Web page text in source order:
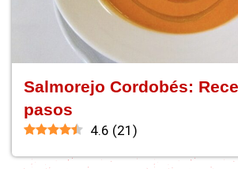
Salmorejo Cordobés:
pasos
4.6 (21 )